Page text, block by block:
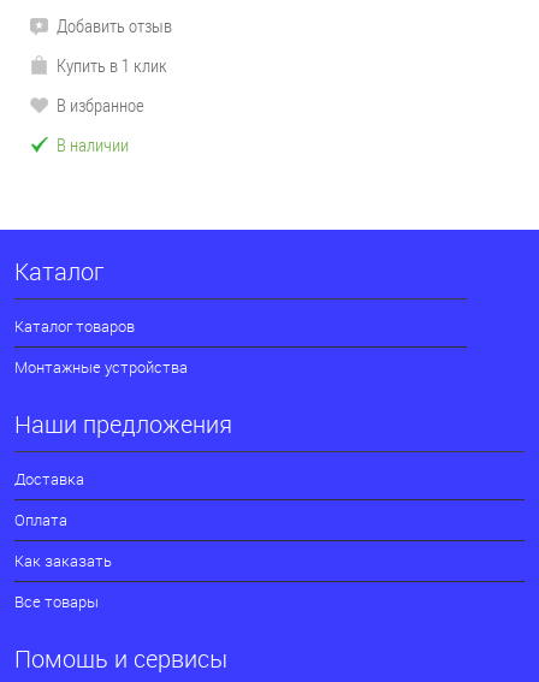
Добавить отзыв
Купить в 1 клик
В избранное
В наличии
Каталог
Каталог товаров
Монтажные устройства
Наши предложения
Доставка
Оплата
Как заказать
Все товары
Помощь и сервисы